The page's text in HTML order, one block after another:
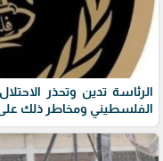
الرئاسة تدين وتحذر
الفلسطيني ومخاطر ذلك